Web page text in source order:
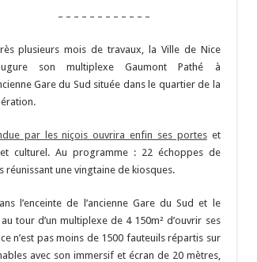
– – – – – – – – – – – –
plusieurs mois de travaux, la Ville de Nice
son multiplexe Gaumont Pathé à
Gare du Sud située dans le quartier de la
par les niçois ouvrira enfin ses porteset
culturel. Au programme : 22 échoppes de
réunissant une vingtaine de kiosques.
l’enceinte de l’ancienne Gare du Sud et le
tour d’un multiplexe de 4 150m² d’ouvrir ses
n’est pas moins de 1500 fauteuils répartis sur
avec son immersif et écran de 20 mètres,